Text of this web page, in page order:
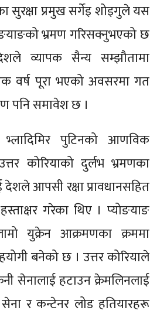
प्रमुख सर्गेइ शोइगुले यस
भ्रमण गरिसक्नुभएको छ
व्यापक सैन्य सम्झौतामा
वर्ष पूरा भएको अवसरमा गत
पनि समावेश छ ।
भ्लादिमिर पुटिनको आणविक
कोरियाको दुर्लभ भ्रमणका
देशले आपसी रक्षा प्रावधानसहित
गरेका थिए । प्योङयाङ
युक्रेन आक्रमणका क्रममा
बनेको छ । उत्तर कोरियाले
सेनालाई हटाउन क्रेमलिनलाई
सेना र कन्टेनर लोड हतियारहरू